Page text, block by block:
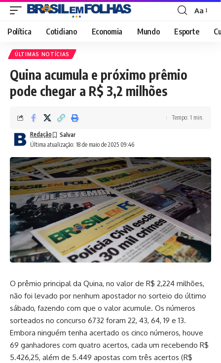
Font
Resizer
Aa
Política Cotidiano Economia Mundo Esporte
ÚLTIMAS NOTÍCIAS
Quina acumula e próximo prêmio
pode chegar a R$ 3,2 milhões
Última atualização: 18 de maio de 2025 09:46
Redação
Tempo: 1 min.
O prêmio principal da Quina, no valor de R$ 2,224 milhões,
não foi levado por nenhum apostador no sorteio do último
sábado, fazendo com que o valor acumule. Os números
sorteados no concurso 6732 foram 22, 43, 64, 19 e 13.
Embora ninguém tenha acertado os cinco números, houve
69 ganhadores com quatro acertos, cada um recebendo R$
5.426,25, além de 5.449 apostas com três acertos (R$